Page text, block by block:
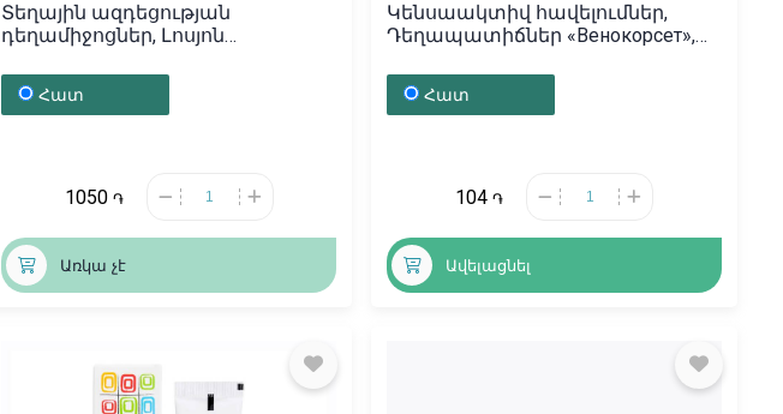
Տեղային ազդեցության
դեղամիջոցներ, Լոսյոն
Ռուսաստան
Հատ
1050 ֏
Առկա չէ
Կենսաակտիվ հավելումներ,
Դեղապատիճներ «Венокорсет»,
Հատ
104 ֏
Ավելացնել